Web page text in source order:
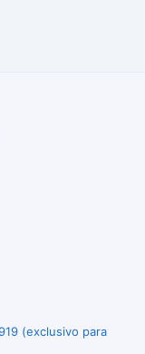
(exclusivo para